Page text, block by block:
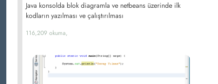
Java konsolda blok diagramla ve netbeans üzerinde ilk
kodların yazılması ve çalıştırılması
116,209 okuma,